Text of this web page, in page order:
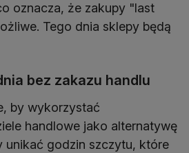
oznacza, że zakupy "last
Tego dnia sklepy będą
bez zakazu handlu
by wykorzystać
handlowe jako alternatywę
unikać godzin szczytu, które